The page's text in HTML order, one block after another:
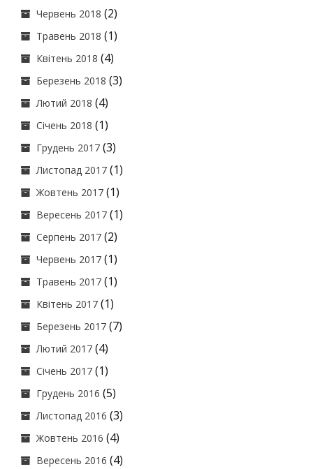
Червень 2018 (2)
Травень 2018 (1)
Квітень 2018 (4)
Березень 2018 (3)
Лютий 2018 (4)
Січень 2018 (1)
Грудень 2017 (3)
Листопад 2017 (1)
Жовтень 2017 (1)
Вересень 2017 (1)
Серпень 2017 (2)
Червень 2017 (1)
Травень 2017 (1)
Квітень 2017 (1)
Березень 2017 (7)
Лютий 2017 (4)
Січень 2017 (1)
Грудень 2016 (5)
Листопад 2016 (3)
Жовтень 2016 (4)
Вересень 2016 (4)